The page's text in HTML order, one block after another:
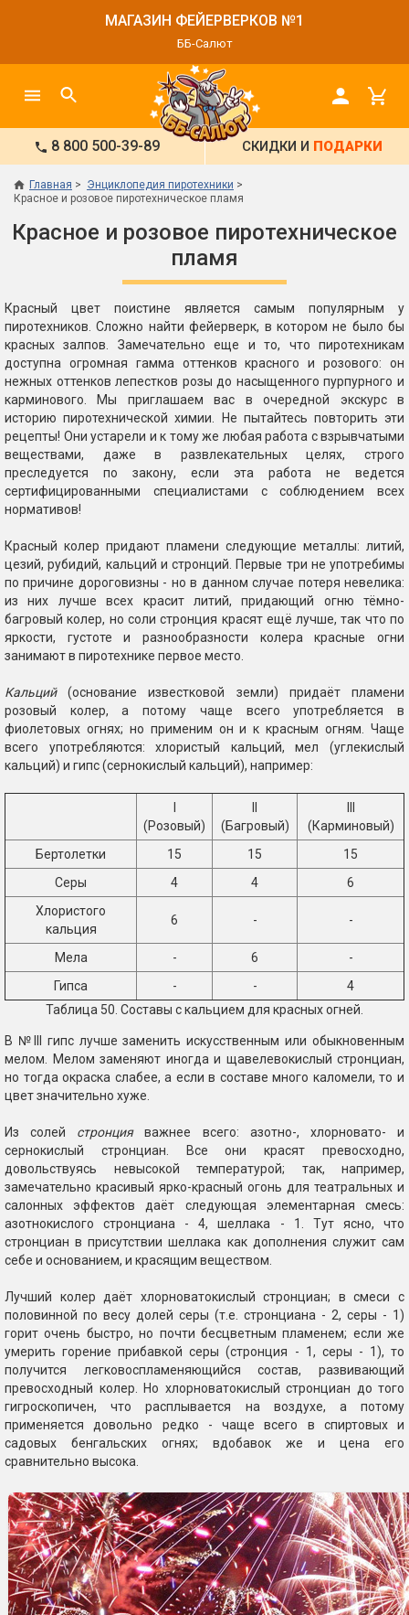
МАГАЗИН ФЕЙЕРВЕРКОВ №1
ББ-Салют
8 800 500-39-89 СКИДКИ И ПОДАРКИ
Главная
Энциклопедия пиротехники
Красное и розовое пиротехническое пламя
Красное и розовое пиротехническое
пламя
Красный цвет поистине является самым популярным у
пиротехников. Сложно найти фейерверк, в котором не было бы
красных залпов. Замечательно еще и то, что пиротехникам
доступна огромная гамма оттенков красного и розового: он
нежных оттенков лепестков розы до насыщенного пурпурного и
карминового. Мы приглашаем вас в очередной экскурс в
историю пиротехнической химии. Не пытайтесь повторить эти
рецепты! Они устарели и к тому же любая работа с взрывчатыми
веществами, даже в развлекательных целях, строго
преследуется по закону, если эта работа не ведется
сертифицированными специалистами с соблюдением всех
нормативов!
Красный колер придают пламени следующие металлы: литий,
цезий, рубидий, кальций и стронций. Первые три не употребимы
по причине дороговизны - но в данном случае потеря невелика:
из них лучше всех красит литий, придающий огню тёмно-
багровый колер, но соли стронция красят ещё лучше, так что по
яркости, густоте и разнообразности колера красные огни
занимают в пиротехнике первое место.
Кальций(основание известковой земли) придаёт пламени
розовый колер, а потому чаще всего употребляется в
фиолетовых огнях; но применим он и к красным огням. Чаще
всего употребляются: хлористый кальций, мел (углекислый
кальций) и гипс (сернокислый кальций), например:
(Розовый)
(Багровый)
(Карминовый)
Бертолетки
15 15
15
Серы
4 4
6
Хлористого
кальция
6 - -
Мела - 6
-
Гипса
- -
4
Таблица 50. Составы с кальцием для красных огней.
В №III гипс лучше заменить искусственным или обыкновенным
мелом. Мелом заменяют иногда и щавелевокислый стронциан,
но тогда окраска слабее, а если в составе много каломели, то и
цвет значительно хуже.
Из солей стронцияважнее всего: азотно-, хлорновато- и
сернокислый стронциан. Все они красят превосходно,
довольствуясь невысокой температурой; так, например,
замечательно красивый ярко-красный огонь для театральных и
салонных эффектов даёт следующая элементарная смесь:
азотнокислого стронциана - 4, шеллака - 1. Тут ясно, что
стронциан в присутствии шеллака как дополнения служит сам
себе и основанием, и красящим веществом.
Лучший колер даёт хлорноватокислый стронциан; в смеси с
половинной по весу долей серы (т.е. стронциана - 2, серы - 1)
горит очень быстро, но почти бесцветным пламенем; если же
умерить горение прибавкой серы (стронция - 1, серы - 1), то
получится легковоспламеняющийся состав, развивающий
превосходный колер. Но хлорноватокислый стронциан до того
гигроскопичен, что расплывается на воздухе, а потому
применяется довольно редко - чаще всего в спиртовых и
садовых бенгальских огнях; вдобавок же и цена его
сравнительно высока.